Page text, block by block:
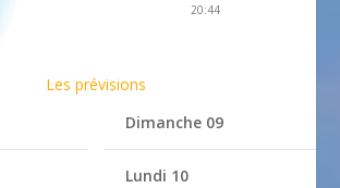
20:44
Les prévisions
Dimanche 09
Lundi 10